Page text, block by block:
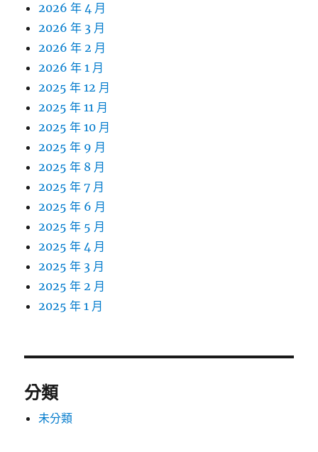
2026 年 4 月
2026 年 3 月
2026 年 2 月
2026 年 1 月
2025 年 12 月
2025 年 11 月
2025 年 10 月
2025 年 9 月
2025 年 8 月
2025 年 7 月
2025 年 6 月
2025 年 5 月
2025 年 4 月
2025 年 3 月
2025 年 2 月
2025 年 1 月
分類
未分類